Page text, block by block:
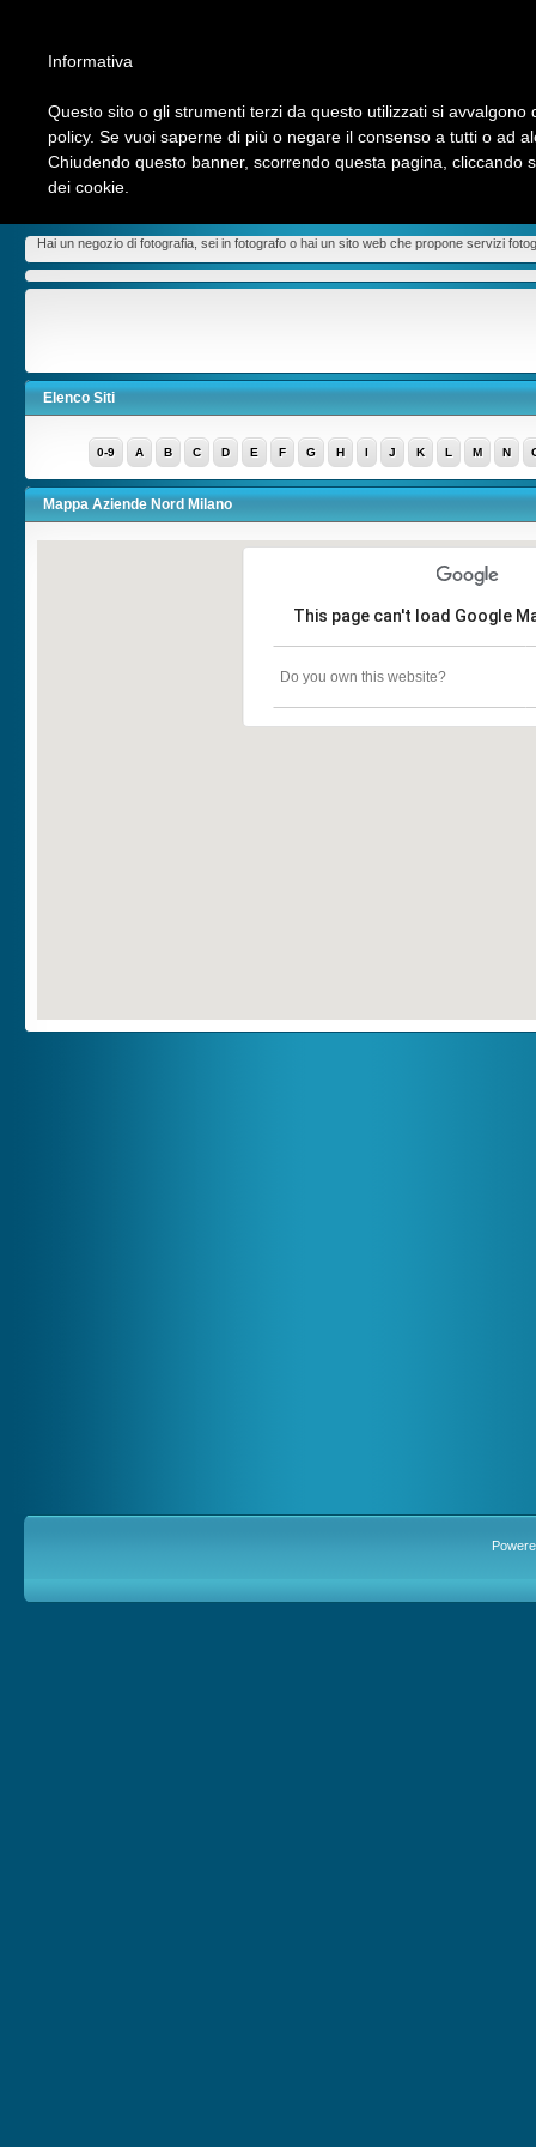
Chi siamo INVIA LINK Contattaci Ultimi Link Top Hits
Hai un negozio di fotografia, sei in fotografo o hai un sito web che propone servizi
Elenco Siti
0-9 A B C D E F G H I J K L M N
Mappa Aziende Nord Milano
This page can't load Google
Do you own this website?
Informativa
Questo sito o gli strumenti terzi da questo utilizzati si
policy. Se vuoi saperne di più o negare il consenso a tutti o ad
Chiudendo questo banner, scorrendo questa pagina, cliccando
dei cookie.